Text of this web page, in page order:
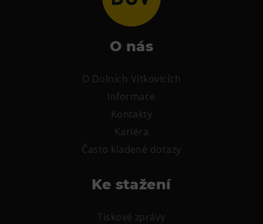
O nás
O Dolních Vítkovicích
Informace
Kontakty
Kariéra
Často kladené dotazy
Ke stažení
Tiskové zprávy